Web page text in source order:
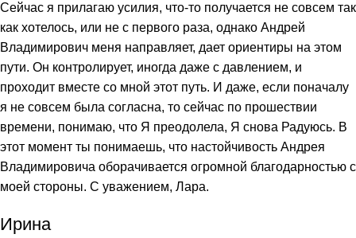
Сейчас я прилагаю усилия, что-то получается не совсем так
как хотелось, или не с первого раза, однако Андрей
Владимирович меня направляет, дает ориентиры на этом
пути. Он контролирует, иногда даже с давлением, и
проходит вместе со мной этот путь. И даже, если поначалу
я не совсем была согласна, то сейчас по прошествии
времени, понимаю, что Я преодолела, Я снова Радуюсь. В
этот момент ты понимаешь, что настойчивость Андрея
Владимировича оборачивается огромной благодарностью с
моей стороны. С уважением, Лара.
Ирина